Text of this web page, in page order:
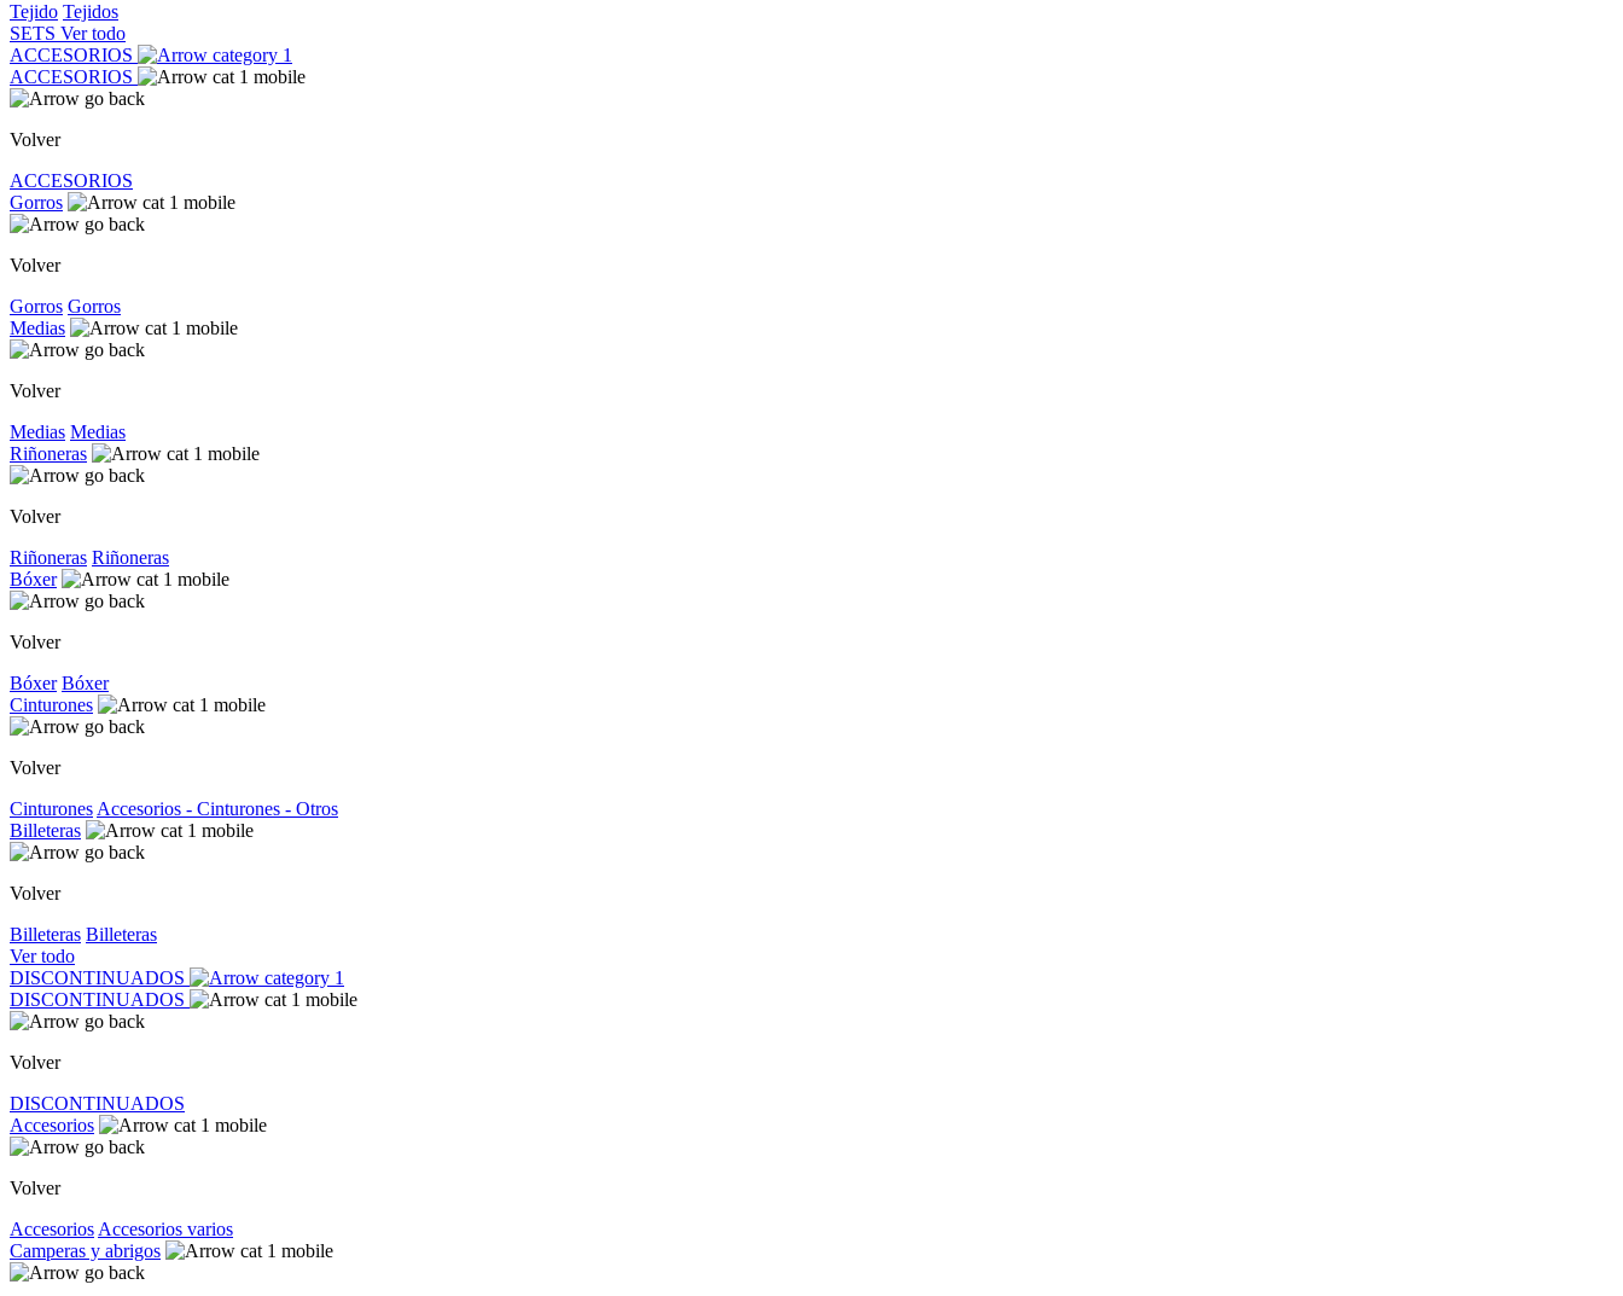
Tejido Tejidos
SETS Ver todo
ACCESORIOS
ACCESORIOS
Volver
ACCESORIOS
Gorros
Volver
Gorros Gorros
Medias
Volver
Medias Medias
Riñoneras
Volver
Riñoneras Riñoneras
Bóxer
Volver
Bóxer Bóxer
Cinturones
Volver
Cinturones Accesorios - Cinturones - Otros
Billeteras
Volver
Billeteras Billeteras
Ver todo
DISCONTINUADOS
DISCONTINUADOS
Volver
DISCONTINUADOS
Accesorios
Volver
Accesorios Accesorios varios
Camperas y abrigos